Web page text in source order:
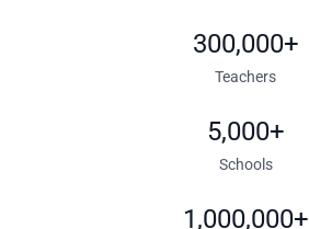
300,000+
Teachers
5,000+
Schools
1,000,000+